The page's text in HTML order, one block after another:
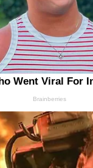
Went Viral For
Brainberries